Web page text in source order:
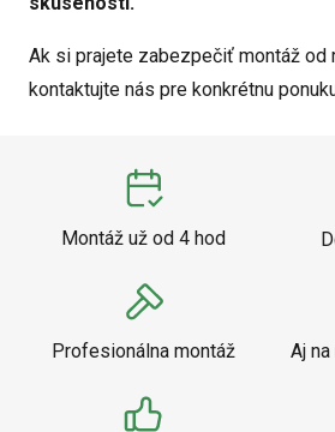
Ak si prajete zabezpečiť montáž od
kontaktujte nás pre konkrétnu
Montáž už od 4 hod
Profesionálna montáž Aj